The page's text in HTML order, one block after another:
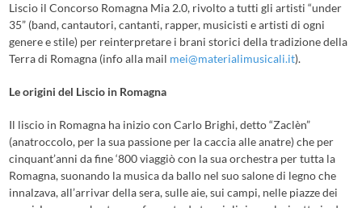
Liscio il Concorso Romagna Mia 2.0, rivolto a tutti gli artisti “under
35” (band, cantautori, cantanti, rapper, musicisti e artisti di ogni
genere e stile) per reinterpretare i brani storici della tradizione della
Terra di Romagna (info alla mail mei@materialimusicali.it).
Le origini del Liscio in Romagna
Il liscio in Romagna ha inizio con Carlo Brighi, detto “Zaclèn”
(anatroccolo, per la sua passione per la caccia alle anatre) che per
cinquant’anni da fine ‘800 viaggiò con la sua orchestra per tutta la
Romagna, suonando la musica da ballo nel suo salone di legno che
innalzava, all’arrivar della sera, sulle aie, sui campi, nelle piazze dei